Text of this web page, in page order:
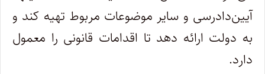
آیین‌دادرسی و سایر موضوعات مربوط تهیه کند و
به دولت ارائه دهد تا اقدامات قانونی را معمول
دارد.